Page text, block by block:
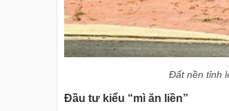
Đất nền tỉnh
Đầu tư kiểu “mì ăn liền”